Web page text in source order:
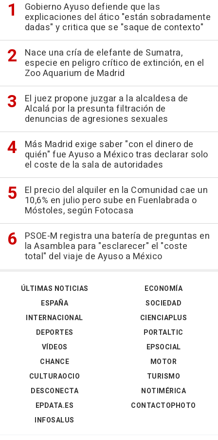
Gobierno Ayuso defiende que las
explicaciones del ático "están sobradamente
dadas" y critica que se "saque de contexto"
Nace una cría de elefante de Sumatra,
especie en peligro crítico de extinción, en el
Zoo Aquarium de Madrid
El juez propone juzgar a la alcaldesa de
Alcalá por la presunta filtración de
denuncias de agresiones sexuales
Más Madrid exige saber "con el dinero de
quién" fue Ayuso a México tras declarar solo
el coste de la sala de autoridades
El precio del alquiler en la Comunidad cae un
10,6% en julio pero sube en Fuenlabrada o
Móstoles, según Fotocasa
PSOE-M registra una batería de preguntas en
la Asamblea para "esclarecer" el "coste
total" del viaje de Ayuso a México
ÚLTIMAS NOTICIAS
ESPAÑA
INTERNACIONAL
DEPORTES
VÍDEOS
ECONOMÍA
SOCIEDAD
CIENCIAPLUS
PORTALTIC
EPSOCIAL
CHANCE
CULTURAOCIO
DESCONECTA
EPDATA.ES
INFOSALUS
MOTOR
TURISMO
NOTIMÉRICA
CONTACTOPHOTO